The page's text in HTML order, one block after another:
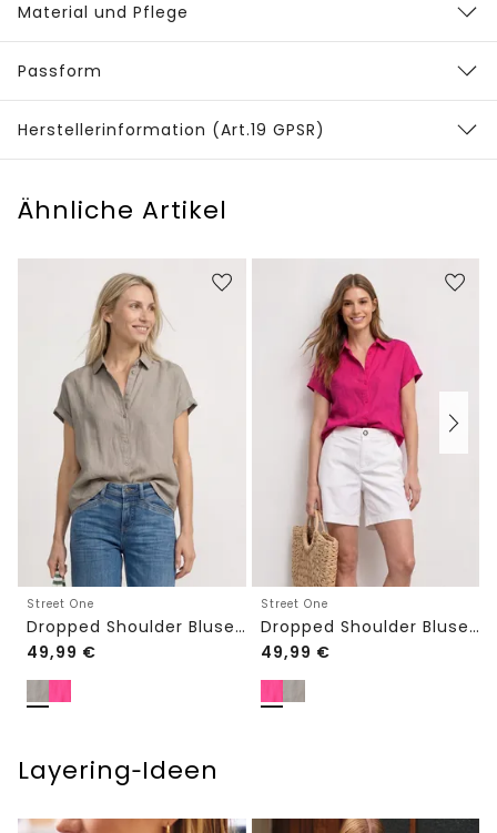
Material und Pflege
Passform
Herstellerinformation (Art.19 GPSR)
Ähnliche Artikel
Street One
Dropped Shoulder Bluse aus Leinen
49,99 €
Street One
Dropped Shoulder Bluse aus Leinen
49,99 €
Layering‑Ideen